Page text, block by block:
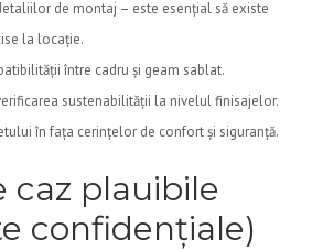
de montaj – este esențial să existe
la locație.
între cadru și geam sablat.
sustenabilității la nivelul finisajelor.
în fața cerințelor de confort și siguranță.
caz plauibile
confidențiale)